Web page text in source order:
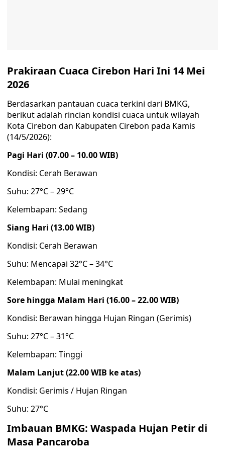
Prakiraan Cuaca Cirebon Hari Ini 14 Mei
2026
Berdasarkan pantauan cuaca terkini dari BMKG,
berikut adalah rincian kondisi cuaca untuk wilayah
Kota Cirebon dan Kabupaten Cirebon pada Kamis
(14/5/2026):
Pagi Hari (07.00 – 10.00 WIB)
Kondisi: Cerah Berawan
Suhu: 27°C – 29°C
Kelembapan: Sedang
Siang Hari (13.00 WIB)
Kondisi: Cerah Berawan
Suhu: Mencapai 32°C – 34°C
Kelembapan: Mulai meningkat
Sore hingga Malam Hari (16.00 – 22.00 WIB)
Kondisi: Berawan hingga Hujan Ringan (Gerimis)
Suhu: 27°C – 31°C
Kelembapan: Tinggi
Malam Lanjut (22.00 WIB ke atas)
Kondisi: Gerimis / Hujan Ringan
Suhu: 27°C
Imbauan BMKG: Waspada Hujan Petir di
Masa Pancaroba